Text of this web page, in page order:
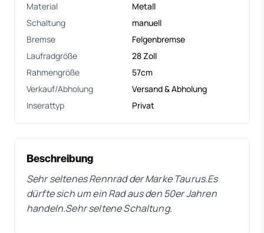
Material
Metall
Schaltung
manuell
Bremse
Felgenbremse
Laufradgröße
28 Zoll
Rahmengröße
57cm
Verkauf/Abholung
Versand & Abholung
Inserattyp
Privat
Beschreibung
Sehr seltenes Rennrad der Marke Taurus.Es
dürfte sich um ein Rad aus den 50er Jahren
handeln.Sehr seltene Schaltung.